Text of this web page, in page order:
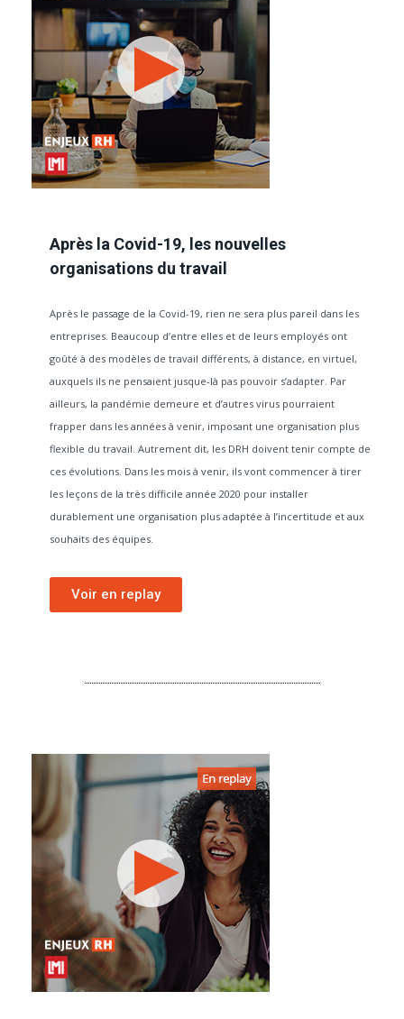
Après la Covid-19, les nouvelles
organisations du travail
Après le passage de la Covid-19, rien ne sera plus pareil dans les
entreprises. Beaucoup d’entre elles et de leurs employés ont
goûté à des modèles de travail différents, à distance, en virtuel,
auxquels ils ne pensaient jusque-là pas pouvoir s’adapter. Par
ailleurs, la pandémie demeure et d’autres virus pourraient
frapper dans les années à venir, imposant une organisation plus
flexible du travail. Autrement dit, les DRH doivent tenir compte de
ces évolutions. Dans les mois à venir, ils vont commencer à tirer
les leçons de la très difficile année 2020 pour installer
durablement une organisation plus adaptée à l’incertitude et aux
souhaits des équipes.
Voir en replay